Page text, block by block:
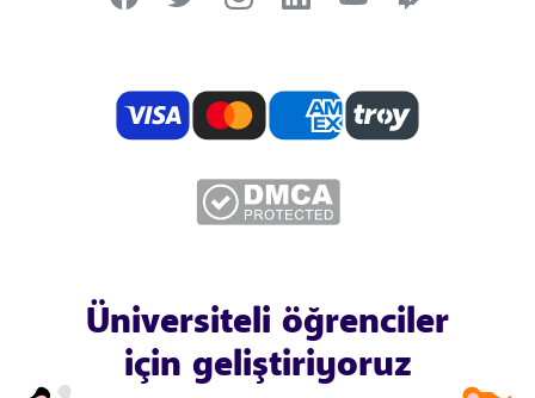
Üniversiteli öğrenciler
için geliştiriyoruz